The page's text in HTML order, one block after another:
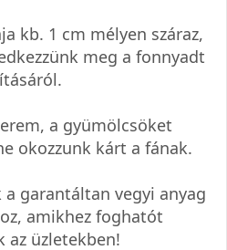
kb. 1 cm mélyen száraz,
meg a fonnyadt
a gyümölcsöket
okozzunk kárt a fának.
garantáltan vegyi anyag
amikhez foghatót
az üzletekben!